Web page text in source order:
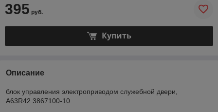
395 руб.
Купить
Описание
блок управления электроприводом служебной двери,
А63R42.3867100-10